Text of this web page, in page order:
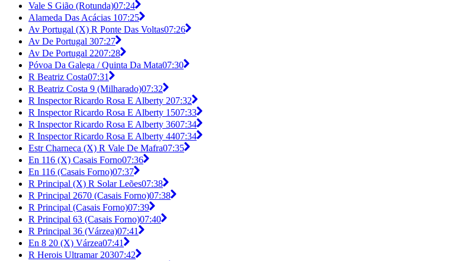
Vale S Gião (Rotunda)07:24
Alameda Das Acácias 107:25
Av Portugal (X) R Ponte Das Voltas07:26
Av De Portugal 307:27
Av De Portugal 2207:28
Póvoa Da Galega / Quinta Da Mata07:30
R Beatriz Costa07:31
R Beatriz Costa 9 (Milharado)07:32
R Inspector Ricardo Rosa E Alberty 207:32
R Inspector Ricardo Rosa E Alberty 1507:33
R Inspector Ricardo Rosa E Alberty 3607:34
R Inspector Ricardo Rosa E Alberty 4407:34
Estr Charneca (X) R Vale De Mafra07:35
En 116 (X) Casais Forno07:36
En 116 (Casais Forno)07:37
R Principal (X) R Solar Leões07:38
R Principal 2670 (Casais Forno)07:38
R Principal (Casais Forno)07:39
R Principal 63 (Casais Forno)07:40
R Principal 36 (Várzea)07:41
En 8 20 (X) Várzea07:41
R Herois Ultramar 20307:42